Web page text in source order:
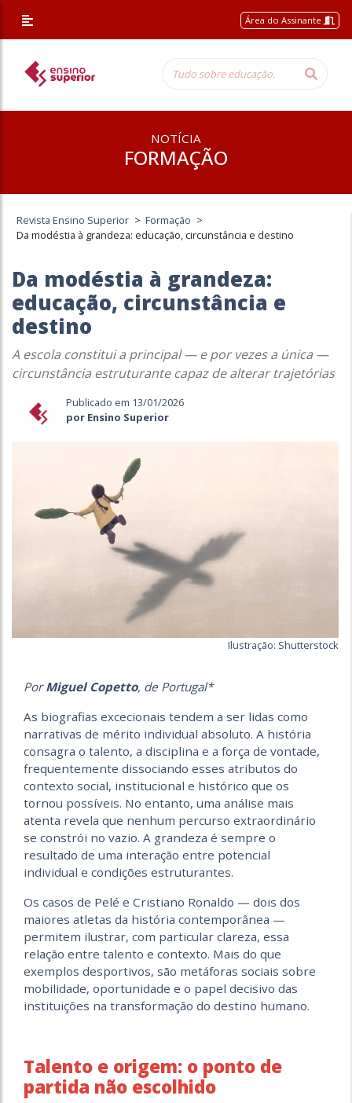
Área do Assinante
NOTÍCIA
FORMAÇÃO
Revista Ensino Superior > Formação >
Da modéstia à grandeza: educação, circunstância e destino
Da modéstia à grandeza:
educação, circunstância e
destino
A escola constitui a principal — e por vezes a única —
circunstância estruturante capaz de alterar trajetórias
Publicado em 13/01/2026
por Ensino Superior
Ilustração: Shutterstock
PorMiguel Copetto, de Portugal*
As biografias excecionais tendem a ser lidas como
narrativas de mérito individual absoluto. A história
consagra o talento, a disciplina e a força de vontade,
frequentemente dissociando esses atributos do
contexto social, institucional e histórico que os
tornou possíveis. No entanto, uma análise mais
atenta revela que nenhum percurso extraordinário
se constrói no vazio. A grandeza é sempre o
resultado de uma interação entre potencial
individual e condições estruturantes.
Os casos de Pelé e Cristiano Ronaldo — dois dos
maiores atletas da história contemporânea —
permitem ilustrar, com particular clareza, essa
relação entre talento e contexto. Mais do que
exemplos desportivos, são metáforas sociais sobre
mobilidade, oportunidade e o papel decisivo das
instituições na transformação do destino humano.
Talento e origem: o ponto de
partida não escolhido